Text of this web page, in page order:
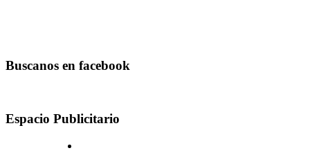
Buscanos en facebook
Espacio Publicitario